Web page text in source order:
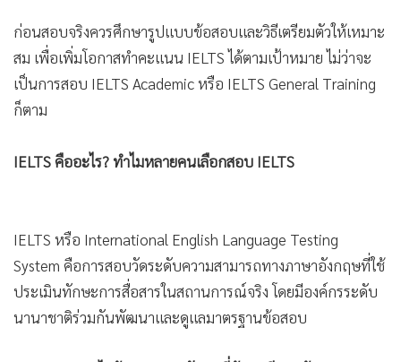
ท่องเที่ยว
กีฬา
• ต่างประเทศ
• Special Scoop
• จีน
• Motoring
• เกม
• วิทยาศาสตร์
• SMEs
สม เพื่อเพิ่มโอกาสทำคะแนน IELTS ได้ตามเป้าหมาย ไม่ว่าจะ
เป็นการสอบ IELTS Academic หรือ IELTS General Training
ก็ตาม
ประเมินทักษะการสื่อสารในสถานการณ์จริง โดยมีองค์กรระดับ
นานาชาติร่วมกันพัฒนาและดูแลมาตรฐานข้อสอบ
IELTS สอบอะไรบ้าง? รวม 4 ทักษะที่ต้องเตรียมพร้อม